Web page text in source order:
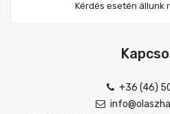
Kérdés esetén állunk
+36 (46)